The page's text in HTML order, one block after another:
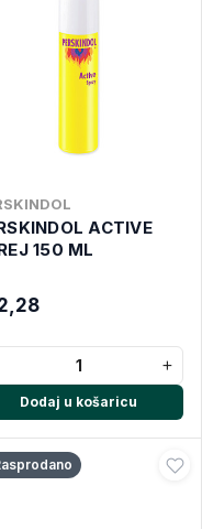
ACTIVE
150 ML
+
Dodaj u košaricu